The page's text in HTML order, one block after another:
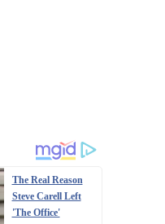
The Real Reason
Steve Carell Left
'The Office'